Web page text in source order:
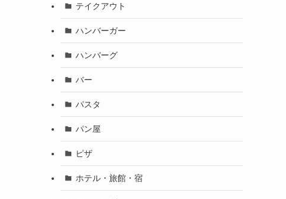
テイクアウト
ハンバーガー
ハンバーグ
バー
パスタ
パン屋
ピザ
ホテル・旅館・宿